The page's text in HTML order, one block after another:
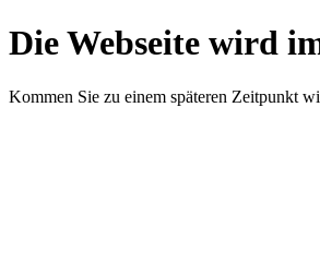
Die Webseite wird
Kommen Sie zu einem späteren Zeitpunkt